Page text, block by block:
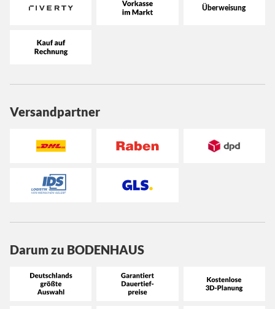
Versandpartner
Darum zu BODENHAUS